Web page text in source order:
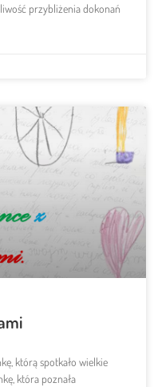
przybliżenia dokonań
którą spotkało wielkie
która poznała